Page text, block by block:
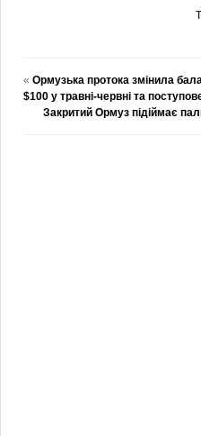
« Ормузька протока змінила
$100 у травні-червні та
Закритий Ормуз підіймає